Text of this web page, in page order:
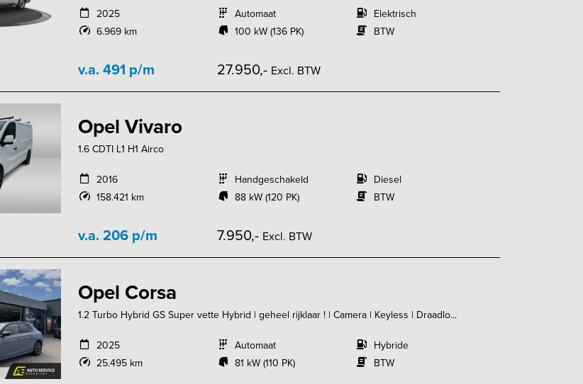
2025
6.969 km
Automaat
100 kW (136 PK)
Elektrisch
BTW
v.a. 491 p/m 27.950,- Excl. BTW
Opel Vivaro
1.6 CDTI L1 H1 Airco
2016
158.421 km
Handgeschakeld
88 kW (120 PK)
Diesel
BTW
v.a. 206 p/m 7.950,- Excl. BTW
Opel Corsa
1.2 Turbo Hybrid GS Super vette Hybrid | geheel rijklaar ! | Camera | Keyless | Draadlo...
2025
25.495 km
Automaat
81 kW (110 PK)
Hybride
BTW